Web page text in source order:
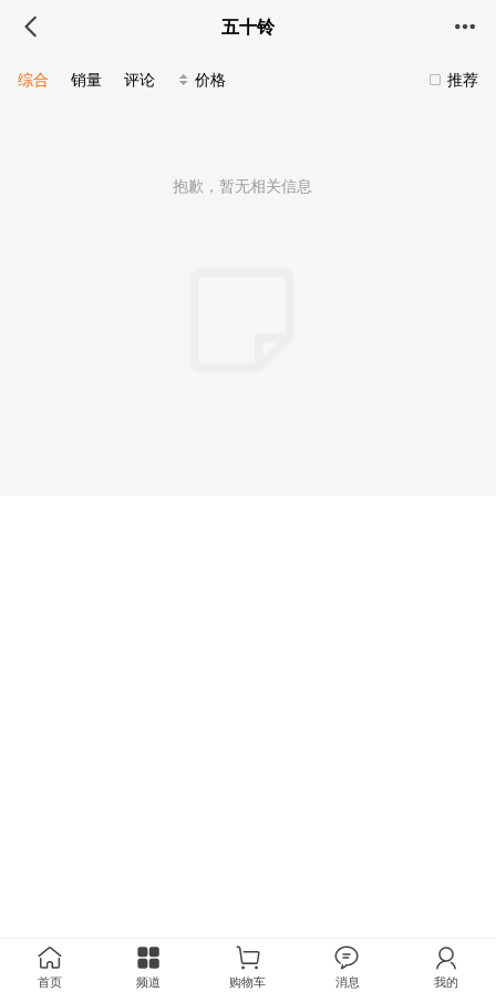
五十铃
推荐
综合 销量 评论 价格
抱歉，暂无相关信息
首页 频道 购物车 消息 我的